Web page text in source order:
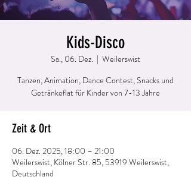
Kids-Disco
Sa., 06. Dez.
  |
Weilerswist
Tanzen, Animation, Dance Contest, Snacks und
Getränkeflat für Kinder von 7-13 Jahre
Zeit & Ort
06. Dez. 2025, 18:00 – 21:00
Weilerswist, Kölner Str. 85, 53919 Weilerswist,
Deutschland